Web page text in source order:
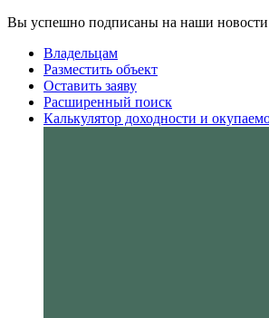
Вы успешно подписаны на наши
Владельцам
Разместить объект
Оставить заяву
Расширенный поиск
Калькулятор доходности и